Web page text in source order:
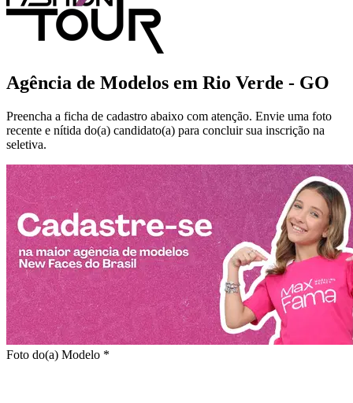
Agência de Modelos em Rio Verde - GO
Preencha a ficha de cadastro abaixo com atenção. Envie uma foto
recente e nítida do(a) candidato(a) para concluir sua inscrição na
seletiva.
Foto do(a) Modelo *